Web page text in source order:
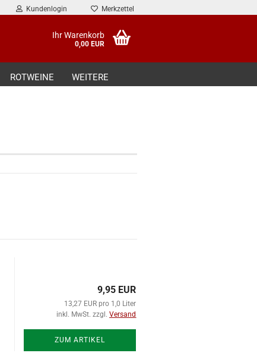
Kundenlogin Merkzettel
Ihr Warenkorb
0,00 EUR
ROTWEINE WEITERE
9,95 EUR
13,27 EUR pro 1,0 Liter
inkl. MwSt. zzgl.Versand
ZUM ARTIKEL